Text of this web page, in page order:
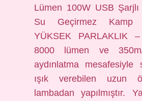
Lümen 100W USB
Su Geçirmez Kamp
YÜKSEK PARLAKLIK
8000 lümen ve
aydınlatma mesafesiyle
ışık verebilen uzun
lambadan yapılmıştır.